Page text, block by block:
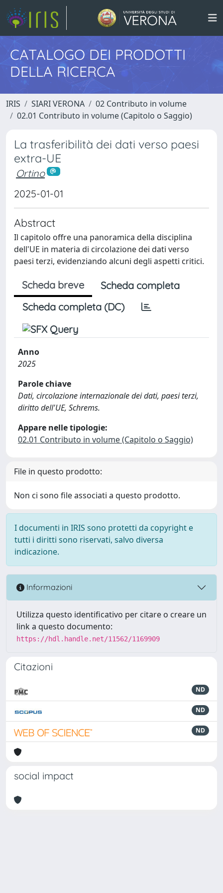
CATALOGO DEI PRODOTTI
DELLA RICERCA
IRIS SIARI VERONA
02 Contributo in volume
02.01 Contributo in volume (Capitolo o Saggio)
La trasferibilità dei dati verso paesi
extra-UE
Ortino
2025-01-01
Abstract
Il capitolo offre una panoramica della disciplina
dell'UE in materia di circolazione dei dati verso
paesi terzi, evidenziando alcuni degli aspetti critici.
Scheda breve
Scheda completa
Scheda completa (DC)
Anno
2025
Parole chiave
Dati, circolazione internazionale dei dati, paesi terzi,
diritto dell'UE, Schrems.
Appare nelle tipologie:
02.01 Contributo in volume (Capitolo o Saggio)
File in questo prodotto:
Non ci sono file associati a questo prodotto.
I documenti in IRIS sono protetti da copyright e
tutti i diritti sono riservati, salvo diversa
indicazione.
Informazioni
Utilizza questo identificativo per citare o creare un
link a questo documento:
https://hdl.handle.net/11562/1169909
Citazioni
ND
ND
ND
social impact